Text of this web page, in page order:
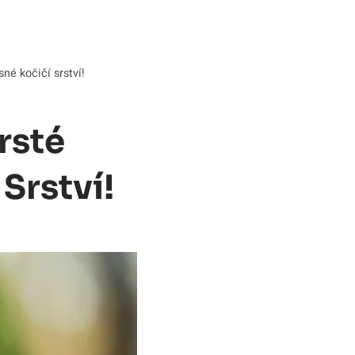
kočičí srství!